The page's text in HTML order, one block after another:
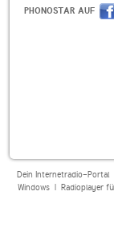
PHONOSTAR AUF
Dein Internetradio-Portal
Windows| Radioplayer